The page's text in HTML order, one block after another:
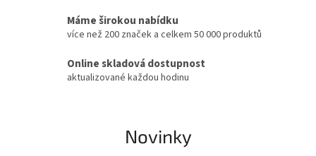
Máme širokou nabídku
více než 200 značek a celkem 50 000 produktů
Online skladová dostupnost
aktualizované každou hodinu
Novinky